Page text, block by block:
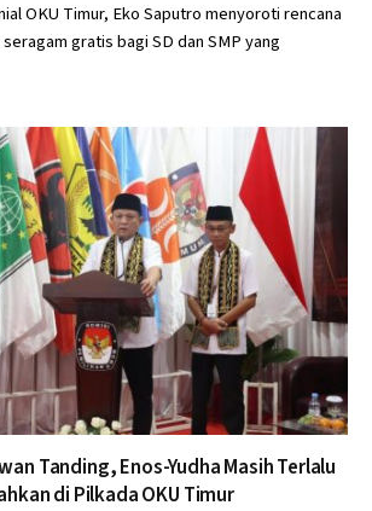
OKU Timur, Eko Saputro menyoroti rencana
gratis bagi SD dan SMP yang
Tanding, Enos-Yudha Masih Terlalu
di Pilkada OKU Timur